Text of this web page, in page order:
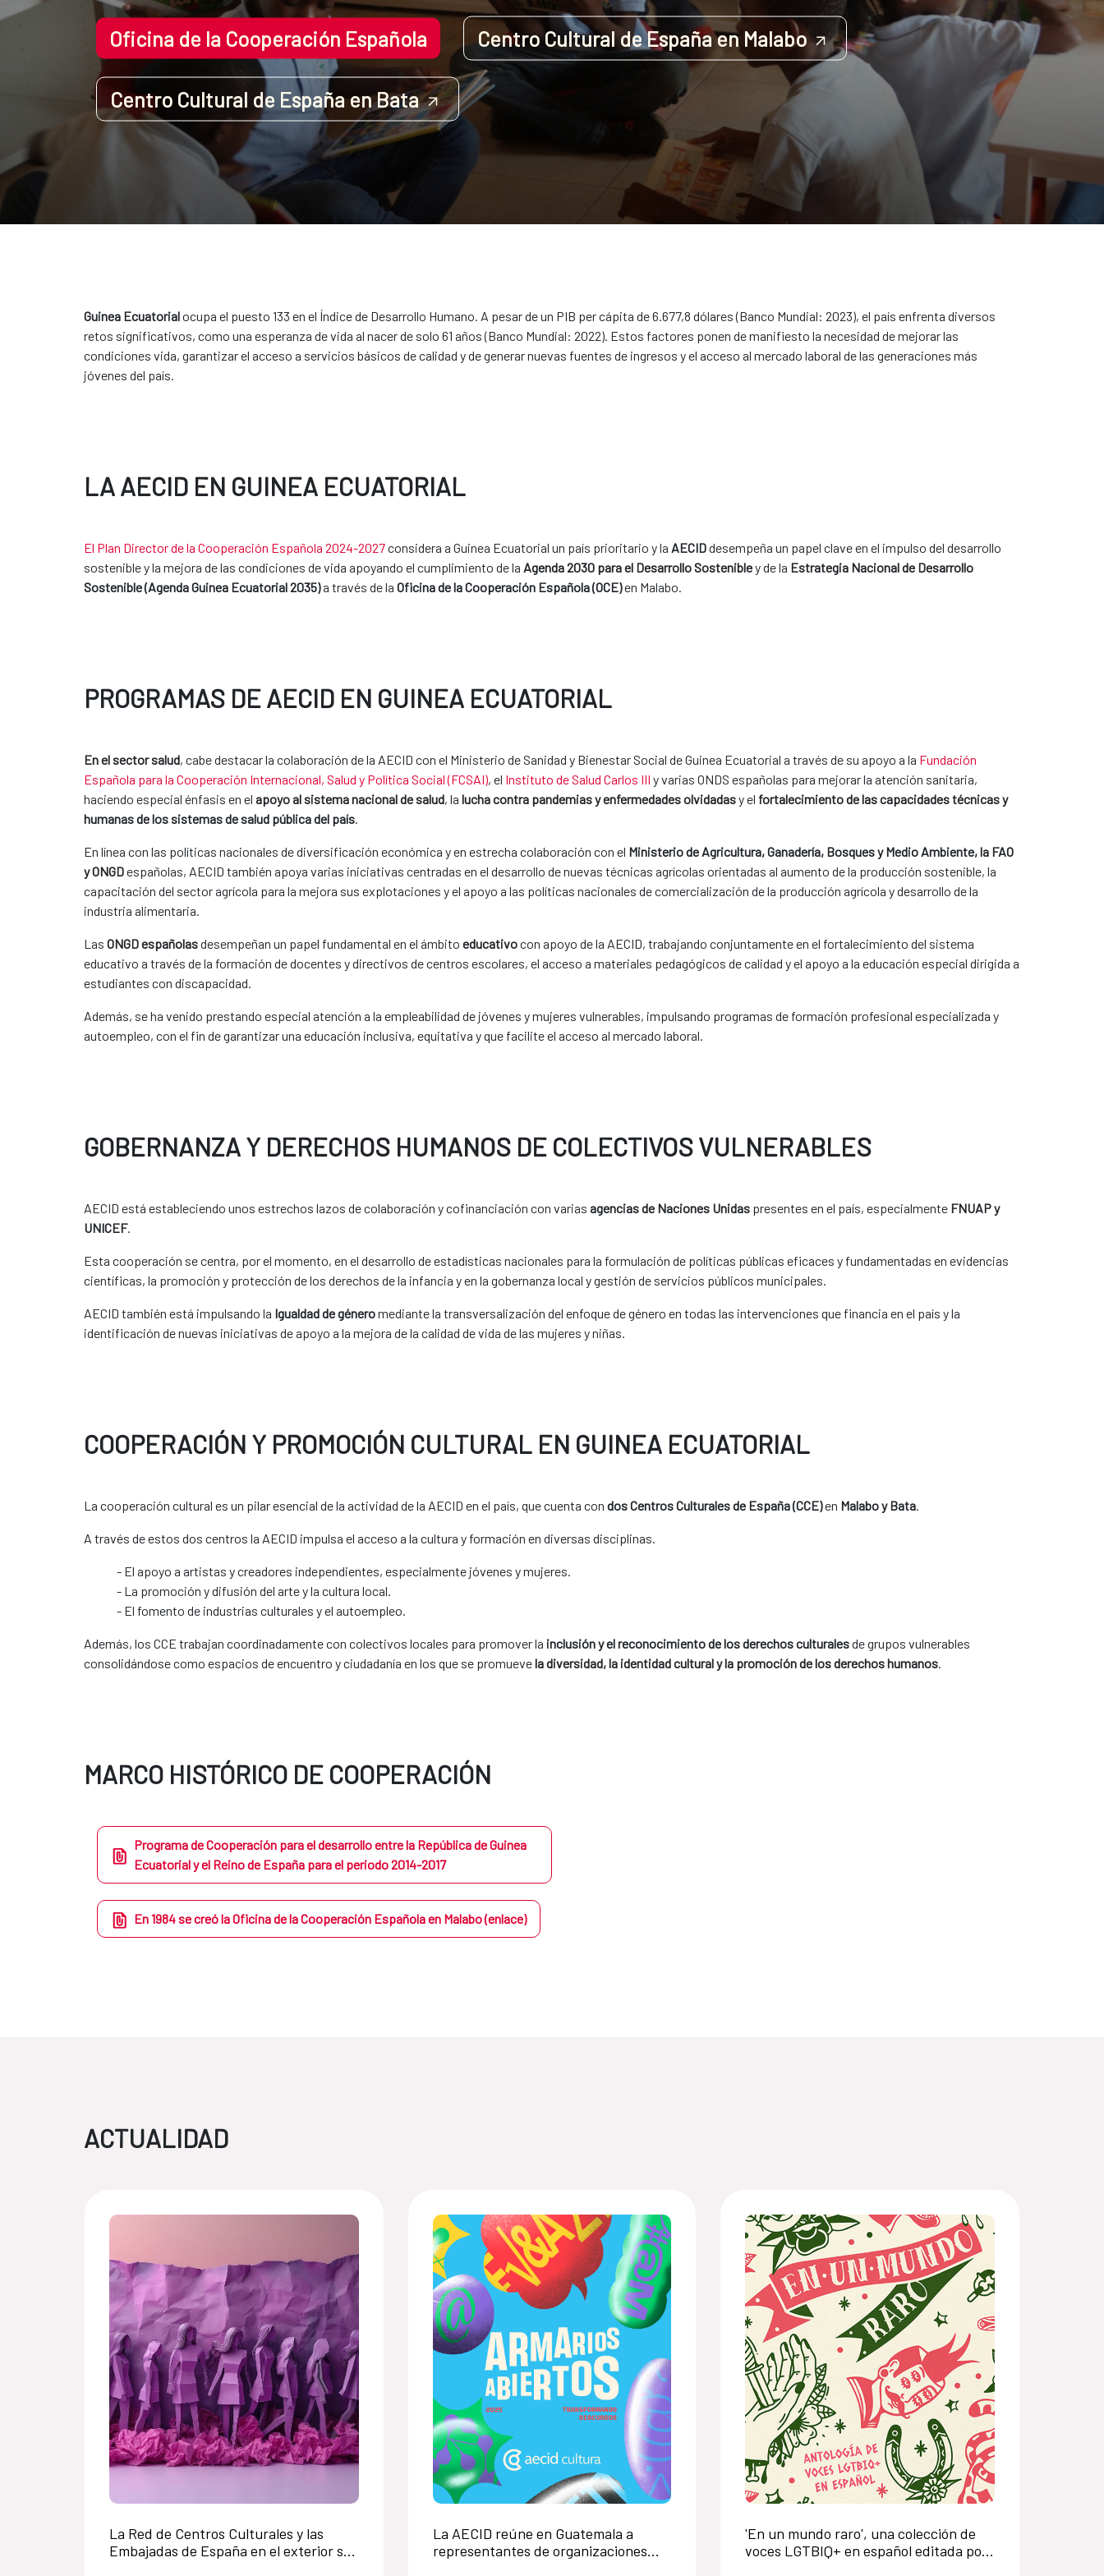
Oficina de la Cooperación Española Centro Cultural de España en Malabo
Centro Cultural de España en Bata
Guinea Ecuatorialocupa el puesto 133 en el Índice de Desarrollo Humano. A pesar de un PIB per cápita de 6.677,8 dólares (Banco Mundial: 2023), el país enfrenta diversos
retos significativos, como una esperanza de vida al nacer de solo 61 años (Banco Mundial: 2022). Estos factores ponen de manifiesto la necesidad de mejorar las
condiciones vida, garantizar el acceso a servicios básicos de calidad y de generar nuevas fuentes de ingresos y el acceso al mercado laboral de las generaciones más
jóvenes del país.
LA AECID EN GUINEA ECUATORIAL
El Plan Director de la Cooperación Española 2024-2027considera a Guinea Ecuatorial un país prioritario y la AECIDdesempeña un papel clave en el impulso del desarrollo
sostenible y la mejora de las condiciones de vida apoyando el cumplimiento de la Agenda 2030 para el Desarrollo Sostenibley de la Estrategia Nacional de Desarrollo
Sostenible (Agenda Guinea Ecuatorial 2035)a través de la Oficina de la Cooperación Española (OCE)en Malabo.
PROGRAMAS DE AECID EN GUINEA ECUATORIAL
En el sector salud, cabe destacar la colaboración de la AECID con el Ministerio de Sanidad y Bienestar Social de Guinea Ecuatorial a través de su apoyo a la Fundación
Española para la Cooperación Internacional, Salud y Política Social (FCSAI), el Instituto de Salud Carlos III y varias ONDS españolas para mejorar la atención sanitaria,
haciendo especial énfasis en el apoyo al sistema nacional de salud, la lucha contra pandemias y enfermedades olvidadasy el fortalecimiento de las capacidades técnicas y
humanas de los sistemas de salud pública del país
En línea con las políticas nacionales de diversificación económica y en estrecha colaboración con el Ministerio de Agricultura, Ganadería, Bosques y Medio Ambiente, la FAO
y ONGDespañolas, AECID también apoya varias iniciativas centradas en el desarrollo de nuevas técnicas agrícolas orientadas al aumento de la producción sostenible, la
capacitación del sector agrícola para la mejora sus explotaciones y el apoyo a las políticas nacionales de comercialización de la producción agrícola y desarrollo de la
industria alimentaria.
Las ONGD españolasdesempeñan un papel fundamental en el ámbito educativocon apoyo de la AECID, trabajando conjuntamente en el fortalecimiento del sistema
educativo a través de la formación de docentes y directivos de centros escolares, el acceso a materiales pedagógicos de calidad y el apoyo a la educación especial dirigida a
estudiantes con discapacidad.
Además, se ha venido prestando especial atención a la empleabilidad de jóvenes y mujeres vulnerables, impulsando programas de formación profesional especializada y
autoempleo, con el fin de garantizar una educación inclusiva, equitativa y que facilite el acceso al mercado laboral.
GOBERNANZA Y DERECHOS HUMANOS DE COLECTIVOS VULNERABLES
AECID está estableciendo unos estrechos lazos de colaboración y cofinanciación con varias agencias de Naciones Unidas presentes en el país, especialmente FNUAP y
UNICEF.
Esta cooperación se centra, por el momento, en el desarrollo de estadísticas nacionales para la formulación de políticas públicas eficaces y fundamentadas en evidencias
científicas, la promoción y protección de los derechos de la infancia y en la gobernanza local y gestión de servicios públicos municipales.
AECID también está impulsando la Igualdad de géneromediante la transversalización del enfoque de género en todas las intervenciones que financia en el país y la
identificación de nuevas iniciativas de apoyo a la mejora de la calidad de vida de las mujeres y niñas.
COOPERACIÓN Y PROMOCIÓN CULTURAL EN GUINEA ECUATORIAL
La cooperación cultural es un pilar esencial de la actividad de la AECID en el país, que cuenta con dos Centros Culturales de España (CCE)en Malabo y Bata
A través de estos dos centros la AECID impulsa el acceso a la cultura y formación en diversas disciplinas.
- El apoyo a artistas y creadores independientes, especialmente jóvenes y mujeres.
- La promoción y difusión del arte y la cultura local.
- El fomento de industrias culturales y el autoempleo.
Además, los CCE trabajan coordinadamente con colectivos locales para promover la inclusión y el reconocimiento de los derechos culturalesde grupos vulnerables
consolidándose como espacios de encuentro y ciudadanía en los que se promuevela diversidad, la identidad cultural y la promoción de los derechos humanos
MARCO HISTÓRICO DE COOPERACIÓN
Programa de Cooperación para el desarrollo entre la República de Guinea
Ecuatorial y el Reino de España para el periodo 2014-2017
En 1984 se creó la Oficina de la Cooperación Española en Malabo (enlace)
ACTUALIDAD
La Red de Centros Culturales y las
Embajadas de España en el exterior se
La AECID reúne en Guatemala a
representantes de organizaciones
'En un mundo raro', una colección de
voces LGTBIQ+ en español editada por